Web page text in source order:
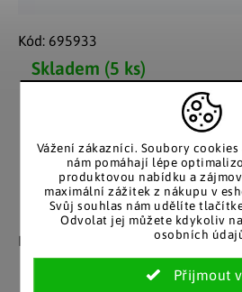
Vážení zákazníci. Soubory
nám pomáhají lépe
produktovou nabídku a
maximální zážitek z nákupu v
Svůj souhlas nám udělíte
Odvolat jej můžete kdykoliv
osobních
Skladem (5 ks)
Kód: 695933
Záruka spokojenosti
Nakupujete bez obav, férové
jednání v každé situaci.